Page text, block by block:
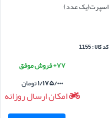
اسپرت(یک عدد)
کد کالا : 1155
۷۷+ فروش موفق
۱/۱۷۵/۰۰۰تومان
امکان ارسال روزانه